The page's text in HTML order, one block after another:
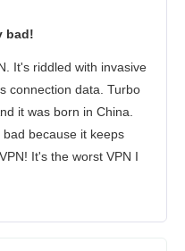
bad!
It's riddled with invasive
connection data. Turbo
it was born in China.
because it keeps
It's the worst VPN I